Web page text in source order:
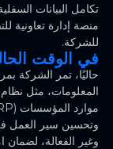
تكامل البيانات
منصة إدارة تعاونية
للشركة.
في الوقت
حاليًا، تمر الشركة
وتحسين سير العمل
وغير الفعالة،